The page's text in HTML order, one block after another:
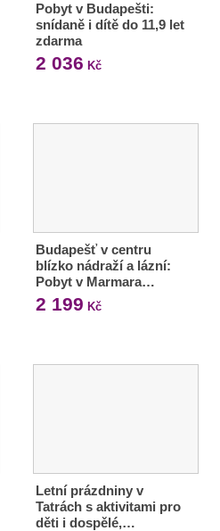
Pobyt v Budapešti:
snídaně i dítě do 11,9 let
zdarma
2 036 Kč
Budapešť v centru
blízko nádraží a lázní:
Pobyt v Marmara…
2 199 Kč
Letní prázdniny v
Tatrách s aktivitami pro
děti i dospělé,…